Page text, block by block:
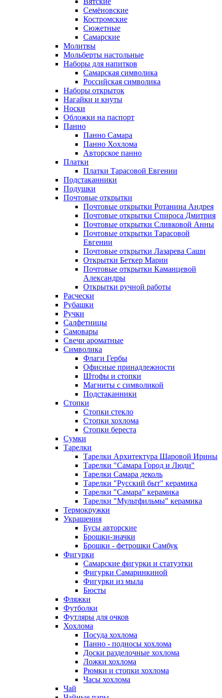
Семёновские
Костромские
Сюжетные
Самарские
Молитвы
Мольберты настольные
Наборы для напитков
Самарская символика
Российская символика
Наборы открыток
Нагайки и кнуты
Носки
Обложки на паспорт
Панно
Панно Самара
Панно Хохлома
Авторское панно
Платки
Платки Тарасовой Евгении
Подстаканники
Подушки
Почтовые открытки
Почтовые открытки Ротанина Андрея
Почтовые открытки Спироса Дмитрия
Почтовые открытки Сливковой Анны
Почтовые открытки Тарасовой
Евгении
Почтовые открытки Лазарева Саши
Открытки Беткер Марии
Почтовые открытки Каманцевой
Александры
Открытки ручной работы
Расчески
Рубашки
Ручки
Салфетницы
Самовары
Свечи ароматные
Символика
Флаги Гербы
Офисные принадлежности
Штофы и стопки
Магниты с символикой
Подстаканники
Стопки
Стопки стекло
Стопки хохлома
Стопки береста
Сумки
Тарелки
Тарелки Архитектура Шаровой Ирины
Тарелки "Самара Город и Люди"
Тарелки Самара деколь
Тарелки "Русский быт" керамика
Тарелки "Самара" керамика
Тарелки "Мультфильмы" керамика
Термокружки
Украшения
Бусы авторские
Брошки-значки
Брошки - фетрошки Самбук
Фигурки
Самарские фигурки и статуэтки
Фигурки Самаринкиной
Фигурки из мыла
Бюсты
Фляжки
Футболки
Футляры для очков
Хохлома
Посуда хохлома
Панно - подносы хохлома
Доски разделочные хохлома
Ложки хохлома
Рюмки и стопки хохлома
Часы хохлома
Чай